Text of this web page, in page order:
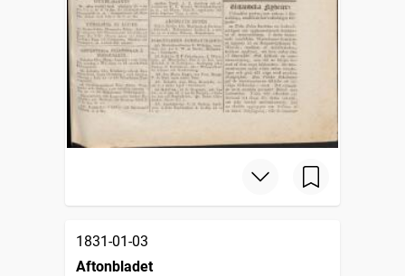
1831-01-03
Aftonbladet